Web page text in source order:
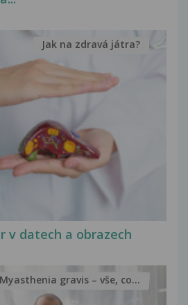
v datech a obrazech
Jak na zdravá játra?
Myasthenia gravis – vše, co...